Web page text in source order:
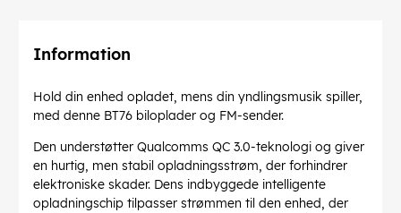
Information
Hold din enhed opladet, mens din yndlingsmusik spiller,
med denne BT76 biloplader og FM-sender.
Den understøtter Qualcomms QC 3.0-teknologi og giver
en hurtig, men stabil opladningsstrøm, der forhindrer
elektroniske skader. Dens indbyggede intelligente
opladningschip tilpasser strømmen til den enhed, der